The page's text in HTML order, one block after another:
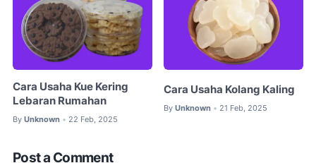
Cara Usaha Kue Kering
Lebaran Rumahan
By Unknown • 22 Feb, 2025
Cara Usaha Kolang Kaling
By Unknown • 21 Feb, 2025
Post a Comment